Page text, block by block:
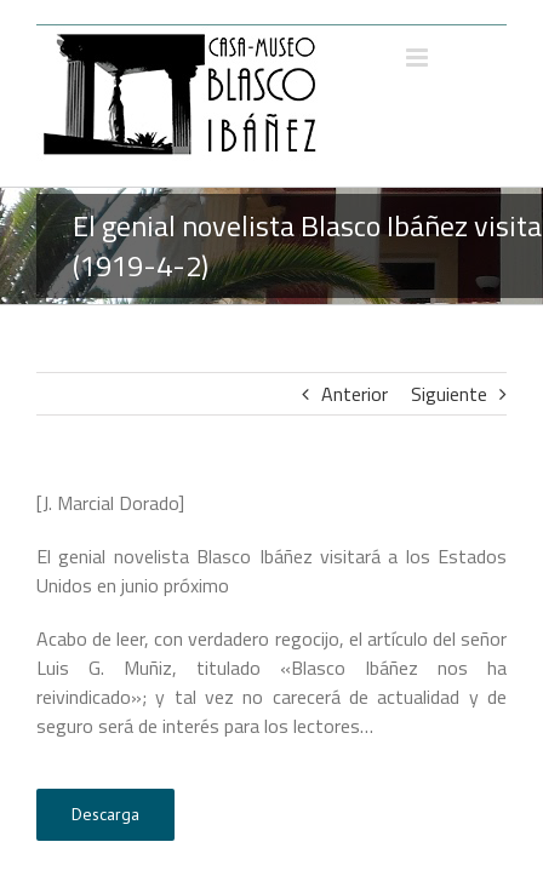
contenido
El genial novelista Blasco Ibáñez
(1919-4-2)
Anterior Siguiente
[J. Marcial Dorado]
El genial novelista Blasco Ibáñez visitará a los Estados
Unidos en junio próximo
Acabo de leer, con verdadero regocijo, el artículo del señor
Luis G. Muñiz, titulado «Blasco Ibáñez nos ha
reivindicado»; y tal vez no carecerá de actualidad y de
seguro será de interés para los lectores…
Descarga